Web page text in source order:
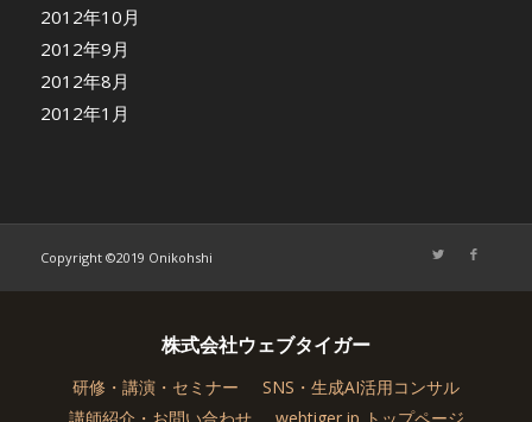
2012年10月
2012年9月
2012年8月
2012年1月
Copyright ©2019 Onikohshi
株式会社ウェブタイガー
研修・講演・セミナー
SNS・生成AI活用コンサル